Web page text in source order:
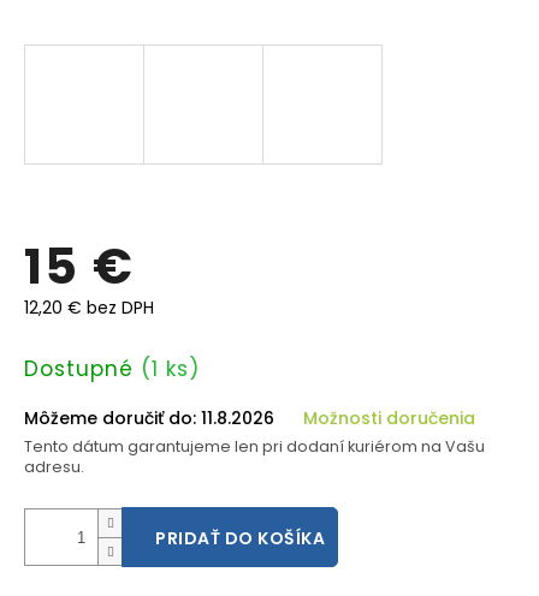
15 €
12,20 € bez DPH
Jednotková
Dostupné (1 ks)
Môžeme doručiť do: 11.8.2026 Možnosti doručenia
Tento dátum garantujeme len pri dodaní kuriérom na Vašu
adresu.
PRIDAŤ DO KOŠÍKA